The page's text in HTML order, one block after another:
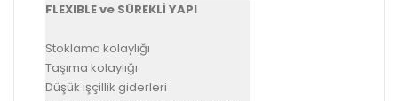
FLEXIBLE ve SÜREKLİ YAPI
Stoklama kolaylığı
Taşıma kolaylığı
Düşük işçillik giderleri